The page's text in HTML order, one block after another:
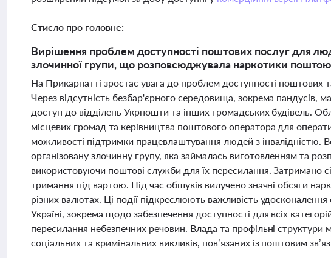
Стисло про головне:
Вирішення проблем доступності поштових послуг для
злочинної групи, що розповсюджувала наркотики
На Прикарпатті зростає увага до проблем доступності поштових
Через відсутність безбар'єрного середовища, зокрема пандусів,
доступ до відділень Укрпошти та інших громадських будівель.
місцевих громад та керівництва поштового оператора для
можливості підтримки працевлаштування людей з інвалідністю.
організовану злочинну групу, яка займалась виготовленням та
використовуючи поштові служби для їх пересилання. Затримано
тримання під вартою. Під час обшуків вилучено значні обсяги
різних валютах. Ці події підкреслюють важливість
Україні, зокрема щодо забезпечення доступності для всіх
пересилання небезпечних речовин. Влада та профільні
соціальних та кримінальних викликів, пов’язаних із поштовим